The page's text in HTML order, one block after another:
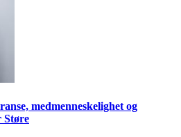
medmenneskelighet og
Støre